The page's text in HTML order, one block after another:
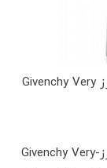
عطر ادکلن جیوانچی وری ایرسیستیبل الکتریک رز Givenchy Very
عطر ادکلن جیوانچی وری ایرسیستیبل الکتریک رز-Givenchy Very